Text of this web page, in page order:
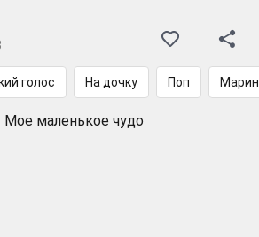
голос На дочку Поп
маленькое чудо